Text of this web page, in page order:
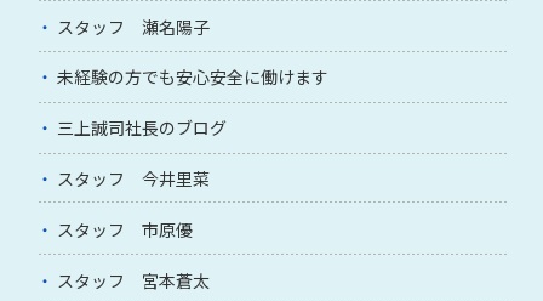
スタッフ 瀬名陽子
未経験の方でも安心安全に働けます
三上誠司社長のブログ
スタッフ 今井里菜
スタッフ 市原優
スタッフ 宮本蒼太